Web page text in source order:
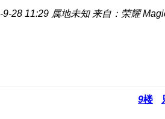
9-28 11:29 属地未知 来自：荣耀
9楼